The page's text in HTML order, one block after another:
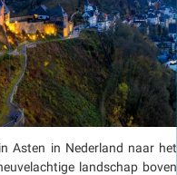
Asten in Nederland naar het
landschap boven